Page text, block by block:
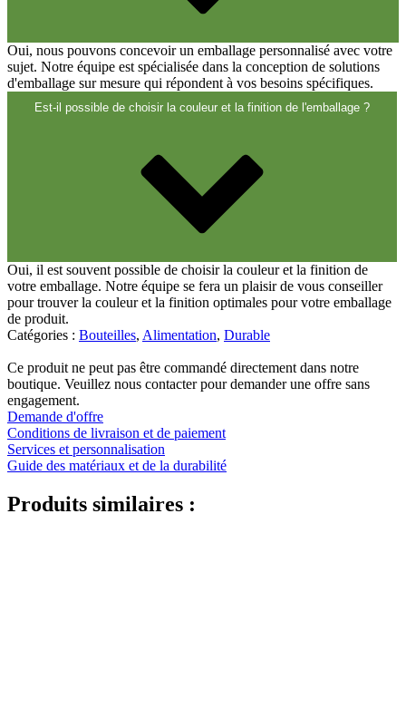
Bouteilles de vin et de champagne
(83)
Oui, nous pouvons concevoir un emballage personnalisé avec votre
sujet. Notre équipe est spécialisée dans la conception de solutions
d'emballage sur mesure qui répondent à vos besoins spécifiques.
Est-il possible de choisir la couleur et la finition de l'emballage ?
Oui, il est souvent possible de choisir la couleur et la finition de
votre emballage. Notre équipe se fera un plaisir de vous conseiller
pour trouver la couleur et la finition optimales pour votre emballage
de produit.
Catégories : Bouteilles, Alimentation, Durable
Ce produit ne peut pas être commandé directement dans notre
boutique. Veuillez nous contacter pour demander une offre sans
engagement.
Demande d'offre
Conditions de livraison et de paiement
Services et personnalisation
Guide des matériaux et de la durabilité
Produits similaires :